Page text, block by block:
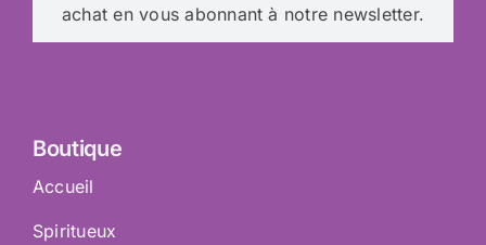
achat en vous abonnant à notre newsletter.
Boutique
Accueil
Spiritueux